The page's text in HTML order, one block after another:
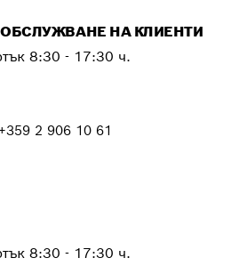
ОБСЛУЖВАНЕ НА КЛИЕНТИ
8:30 - 17:30 ч.
+359 2 906 10 61
8:30 - 17:30 ч.